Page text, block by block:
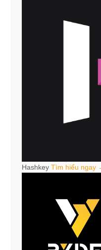
Hashkey Tìm hiểu ngay